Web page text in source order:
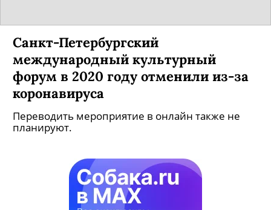
Санкт-Петербургский
международный культурный
форум в 2020 году отменили из-за
коронавируса
Переводить мероприятие в онлайн также не
планируют.